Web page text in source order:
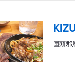
国頭郡